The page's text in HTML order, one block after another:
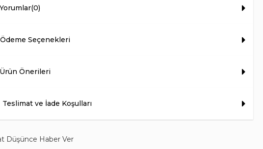
Yorumlar(0)
Ödeme Seçenekleri
Ürün Önerileri
Teslimat ve İade Koşulları
Düşünce Haber Ver